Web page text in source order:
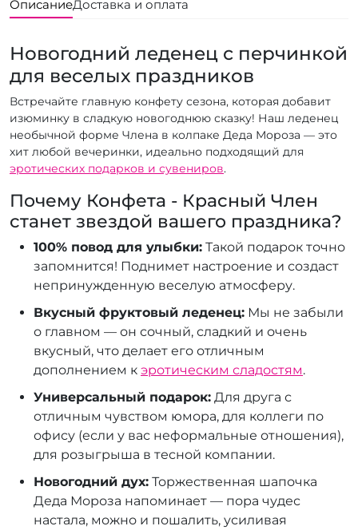
ОписаниеДоставка и оплата
Новогодний леденец с перчинкой
для веселых праздников
Встречайте главную конфету сезона, которая добавит
изюминку в сладкую новогоднюю сказку! Наш леденец
необычной форме Члена в колпаке Деда Мороза — это
хит любой вечеринки, идеально подходящий для
эротических подарков и сувениров.
Почему Конфета - Красный Член
станет звездой вашего праздника?
100% повод для улыбки: Такой подарок точно
запомнится! Поднимет настроение и создаст
непринужденную веселую атмосферу.
Вкусный фруктовый леденец: Мы не забыли
о главном — он сочный, сладкий и очень
вкусный, что делает его отличным
дополнением к эротическим сладостям.
Универсальный подарок: Для друга с
отличным чувством юмора, для коллеги по
офису (если у вас неформальные отношения),
для розыгрыша в тесной компании.
Новогодний дух: Торжественная шапочка
Деда Мороза напоминает — пора чудес
настала, можно и пошалить, усиливая